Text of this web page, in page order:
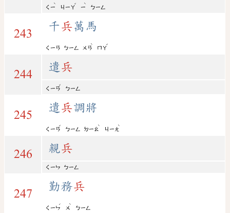
ㄑㄧ
ˋ
ㄐㄧㄚ
ˇ
ㄧ
ˋ
ㄅㄧㄥ
243
千 兵萬馬
ㄑㄧㄢ ㄅㄧㄥ ㄨㄢ
ˋ
ㄇㄚ
ˇ
244
遣 兵
ㄑㄧㄢ
ˇ
ㄅㄧㄥ
245
遣 兵調將
ㄑㄧㄢ
ˇ
ㄅㄧㄥ ㄉㄧㄠ
ˋ
ㄐㄧㄤ
ˋ
246 親兵
ㄑㄧㄣ ㄅㄧㄥ
247
勤務兵
ㄑㄧㄣ
ˊ
ㄨ
ˋ
ㄅㄧㄥ